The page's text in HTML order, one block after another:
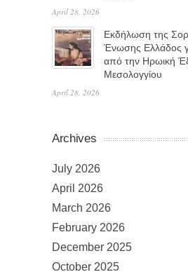
April 28, 2026
Εκδήλωση της
Ένωσης Ελλάδος
από την Ηρωική
Μεσολογγίου
April 28, 2026
Archives
July 2026
April 2026
March 2026
February 2026
December 2025
October 2025